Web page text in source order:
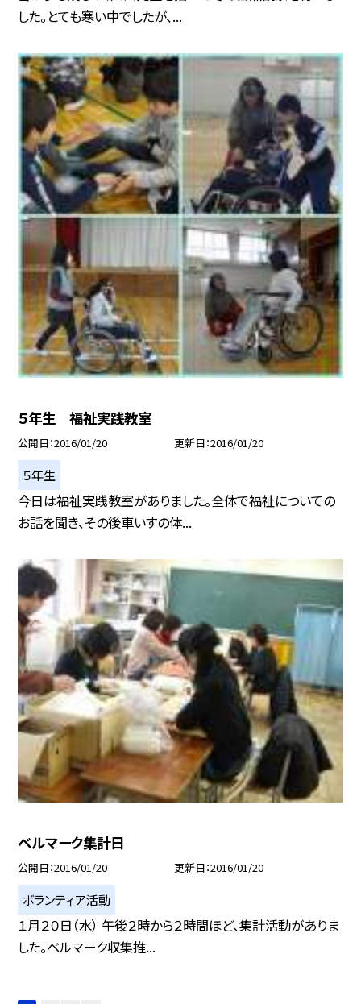
した。とても寒い中でしたが、...
５年生 福祉実践教室
公開日 2016/01/20 更新日 2016/01/20
５年生
今日は福祉実践教室がありました。全体で福祉についての
お話を聞き、その後車いすの体...
ベルマーク集計日
公開日 2016/01/20 更新日 2016/01/20
ボランティア活動
１月２０日（水） 午後２時から２時間ほど、集計活動がありま
した。ベルマーク収集推...